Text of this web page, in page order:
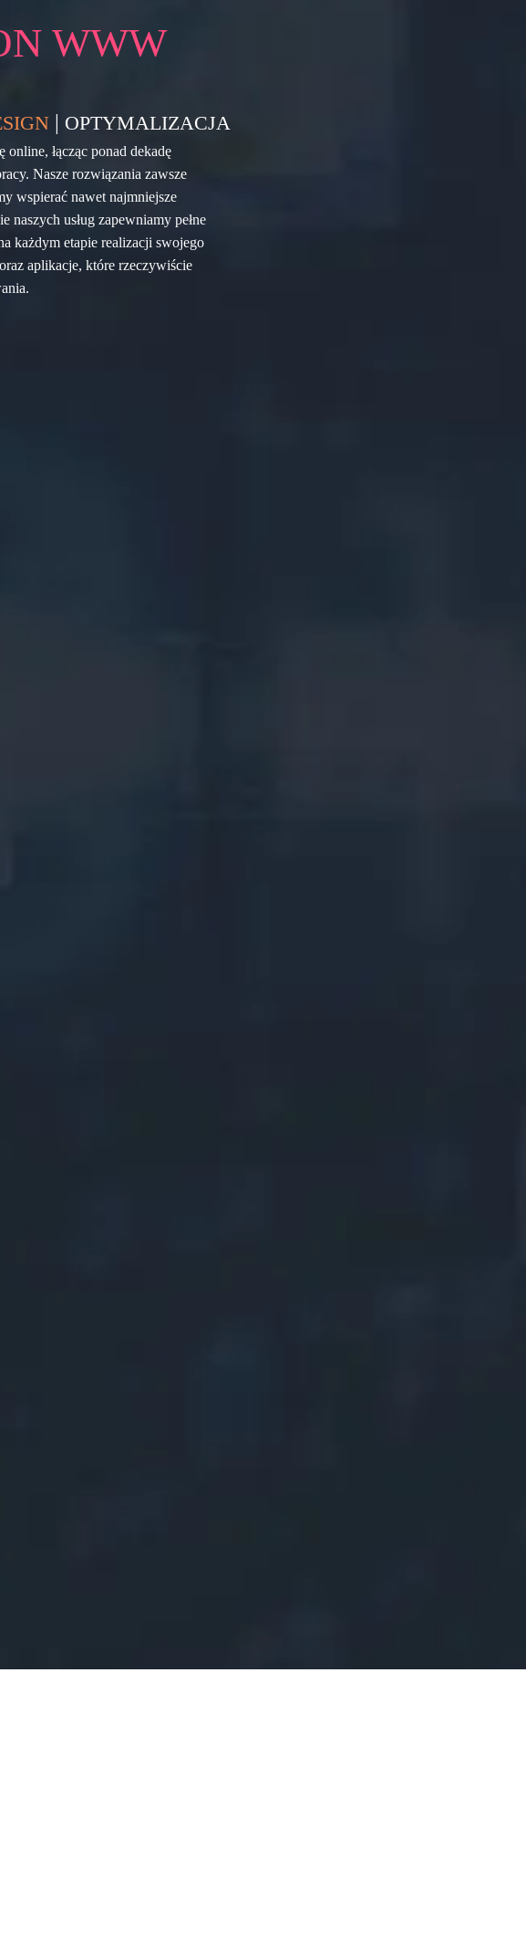
WWW
| OPTYMALIZACJA
łącząc ponad dekadę
Nasze rozwiązania zawsze
wspierać nawet najmniejsze
naszych usług zapewniamy pełne
każdym etapie realizacji swojego
aplikacje, które rzeczywiście